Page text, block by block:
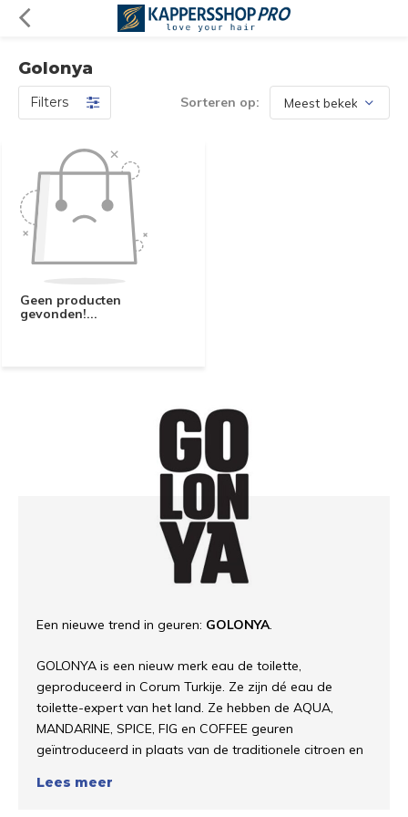
Golonya
Filters Sorteren op:
Geen producten
gevonden!...
Een nieuwe trend in geuren: GOLONYA.
GOLONYA is een nieuw merk eau de toilette,
geproduceerd in Corum Turkije. Ze zijn dé eau de
toilette-expert van het land. Ze hebben de AQUA,
MANDARINE, SPICE, FIG en COFFEE geuren
geïntroduceerd in plaats van de traditionele citroen en
wereld van Eau de Colognes, door gebruik te maken
Lees meer